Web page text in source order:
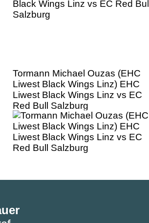
Tormann Michael Ouzas (EHC
Liwest Black Wings Linz) EHC
Liwest Black Wings Linz vs EC
Red Bull Salzburg